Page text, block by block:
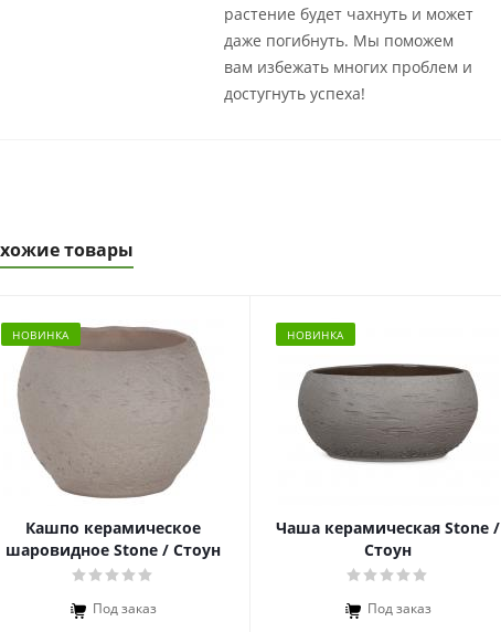
растение будет чахнуть и может
даже погибнуть. Мы поможем
вам избежать многих проблем и
достугнуть успеха!
товары
НОВИНКА
Кашпо керамическое
шаровидное Stone / Стоун
Под заказ
НОВИНКА
Чаша керамическая Stone /
Стоун
Под заказ